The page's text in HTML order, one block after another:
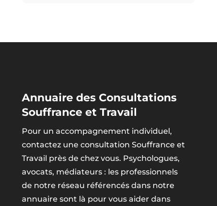
Annuaire des Consultations
Souffrance et Travail
Pour un accompagnement individuel,
contactez une consultation Souffrance et
Travail près de chez vous. Psychologues,
avocats, médiateurs : les professionnels
de notre réseau référencés dans notre
annuaire sont là pour vous aider dans